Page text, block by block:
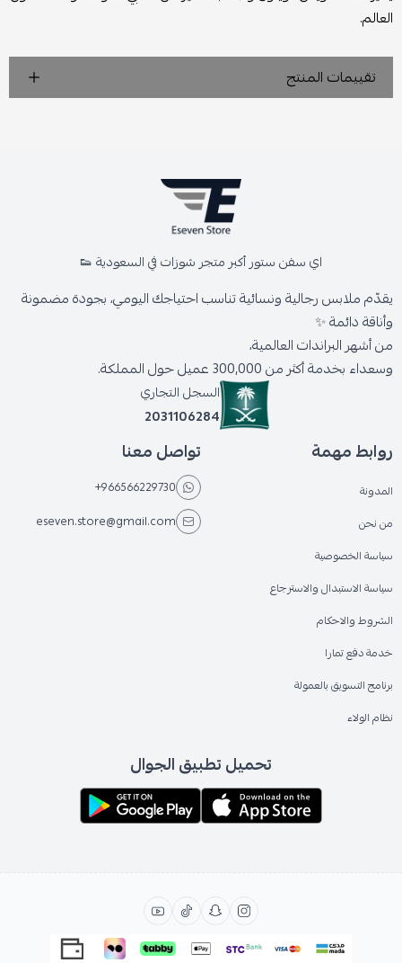
العالم.
تقييمات المنتج
اي سفن ستور أكبر متجر شوزات في السعودية 👟
يقدّم ملابس رجالية ونسائية تناسب احتياجك اليومي، بجودة مضمونة
وأناقة دائمة ✨
من أشهر البراندات العالمية،
وسعداء بخدمة أكثر من 300,000 عميل حول المملكة.
السجل التجاري
2031106284
روابط مهمة
المدونة
من نحن
سياسة الخصوصية
سياسة الاستبدال والاسترجاع
الشروط والاحكام
خدمة دفع تمارا
برنامج التسويق بالعمولة
نظام الولاء
تواصل معنا
+966566229730
eseven.store@gmail.com
تحميل تطبيق الجوال